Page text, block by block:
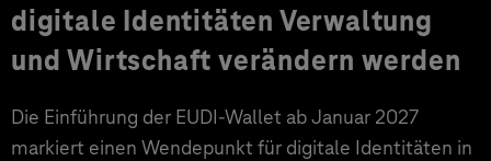
digitale Identitäten Verwaltung
und Wirtschaft verändern werden
Die Einführung der EUDI-Wallet ab Januar 2027
markiert einen Wendepunkt für digitale Identitäten in